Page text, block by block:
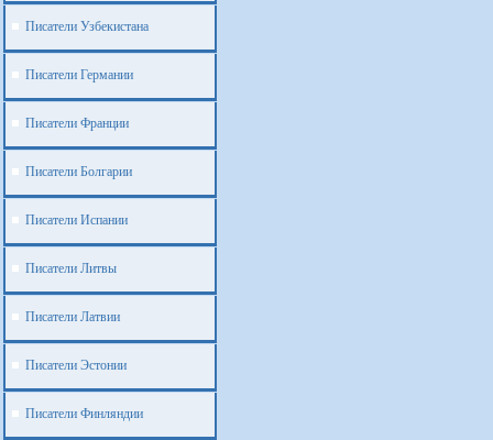
Писатели Узбекистана
Писатели Германии
Писатели Франции
Писатели Болгарии
Писатели Испании
Писатели Литвы
Писатели Латвии
Писатели Эстонии
Писатели Финляндии